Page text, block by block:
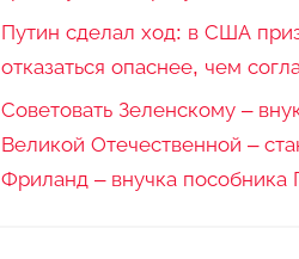
Путин сделал ход: в США
отказаться опаснее, чем
Советовать Зеленскому –
Великой Отечественной –
Фриланд – внучка пособника